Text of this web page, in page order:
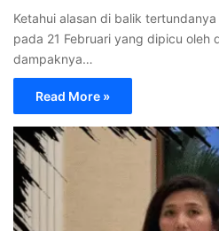
Ketahui alasan di balik
pada 21 Februari yang dipicu oleh
dampaknya…
Read More »